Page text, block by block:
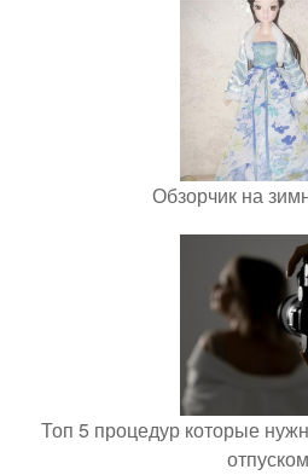
Обзорчик на
Топ 5 процедур которые